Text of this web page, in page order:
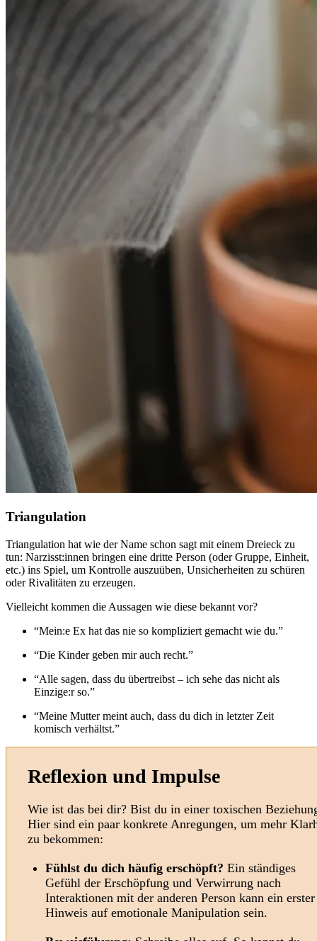
Triangulation
Triangulation hat wie der Name schon sagt mit einem Dreieck zu
tun: Narzisst:innen bringen eine dritte Person (oder Gruppe, Einheit,
etc.) ins Spiel, um Kontrolle auszuüben, Unsicherheiten zu schüren
oder Rivalitäten zu erzeugen.
Vielleicht kommen die Aussagen wie diese bekannt vor?
“Mein:e Ex hat das nie so kompliziert gemacht wie du.”
“Die Kinder geben mir auch recht.”
“Alle sagen, dass du übertreibst – ich sehe das nicht als
Einzige:r so.”
“Meine Mutter meint auch, dass du dich in letzter Zeit
komisch verhältst.”
Reflexion und Impulse
Wie ist das bei dir? Bist du in einer toxischen
Hier sind ein paar konkrete Anregungen, um mehr
zu bekommen:
Fühlst du dich häufig erschöpft? Ein ständiges
Gefühl der Erschöpfung und Verwirrung nach
Interaktionen mit der anderen Person kann ein erster
Hinweis auf emotionale Manipulation sein.